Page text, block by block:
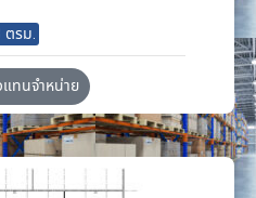
ตรม.
ทนจำหน่าย